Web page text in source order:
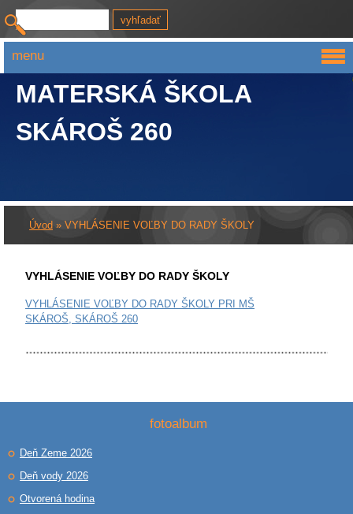
MATERSKÁ ŠKOLA
SKÁROŠ 260
Úvod » VYHLÁSENIE VOĽBY DO RADY ŠKOLY
VYHLÁSENIE VOĽBY DO RADY ŠKOLY
VYHLÁSENIE VOĽBY DO RADY ŠKOLY PRI MŠ
SKÁROŠ, SKÁROŠ 260
menu
fotoalbum
Deň Zeme 2026
Deň vody 2026
Otvorená hodina